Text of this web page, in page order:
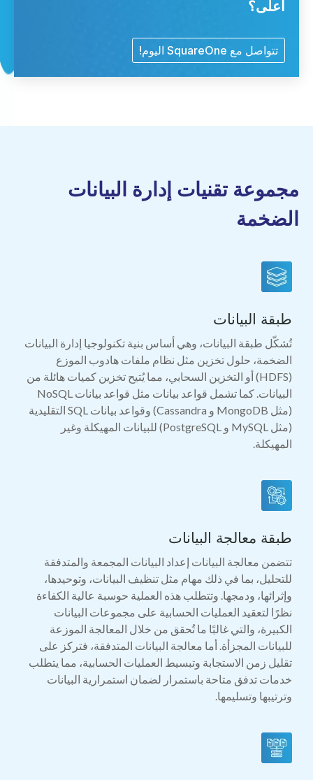
أعلى؟
تتواصل مع SquareOne اليوم!
مجموعة تقنيات إدارة البيانات
الضخمة
طبقة البيانات
تُشكّل طبقة البيانات، وهي أساس بنية تكنولوجيا إدارة البيانات
الضخمة، حلول تخزين مثل نظام ملفات هادوب الموزع
(HDFS) أو التخزين السحابي، مما يُتيح تخزين كميات هائلة من
البيانات. كما تشمل قواعد بيانات مثل قواعد بيانات NoSQL
(مثل MongoDB و Cassandra) وقواعد بيانات SQL التقليدية
(مثل MySQL و PostgreSQL) للبيانات المهيكلة وغير
المهيكلة.
طبقة معالجة البيانات
تتضمن معالجة البيانات إعداد البيانات المجمعة والمتدفقة
للتحليل، بما في ذلك مهام مثل تنظيف البيانات، وتوحيدها،
وإثرائها، ودمجها. وتتطلب هذه العملية حوسبة عالية الكفاءة
نظرًا لتعقيد العمليات الحسابية على مجموعات البيانات
الكبيرة، والتي غالبًا ما تُحقق من خلال المعالجة الموزعة
للبيانات المجزأة. أما معالجة البيانات المتدفقة، فتركز على
تقليل زمن الاستجابة وتبسيط العمليات الحسابية، مما يتطلب
خدمات تدفق متاحة باستمرار لضمان استمرارية البيانات
وترتيبها وتسليمها.